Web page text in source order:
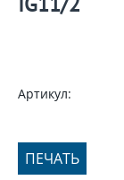
Артикул:
ПЕЧАТЬ